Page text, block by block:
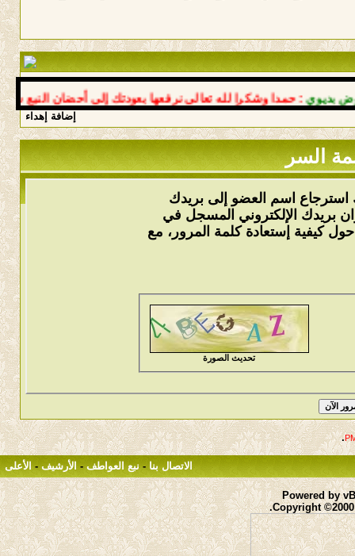
: حمدا وشكرا لله تعالى نرفعها بعودتك إلى أحضان النبع
إضافة إهداء
السر
اسم العضو إلى بريدك
بريدك الإلكتروني المسجل في
كيفية إستعادة كلمة المرور، مع
تحديث الصورة
.
الاتصال بنا - نبع العواطف - الأرشيف - الأعلى
Powered by
Copyright